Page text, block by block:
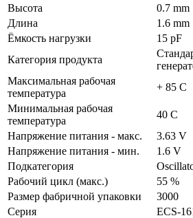
Высота
0.7 mm
Длина
1.6 mm
Ёмкость нагрузки
15 pF
Категория продукта
Максимальная рабочая
температура
+ 85 C
Минимальная рабочая
температура
40 C
Напряжение питания - макс.
3.63 V
Напряжение питания - мин.
1.6 V
Подкатегория
Рабочий цикл (макс.)
55 %
Размер фабричной упаковки
3000
Серия
ECS-